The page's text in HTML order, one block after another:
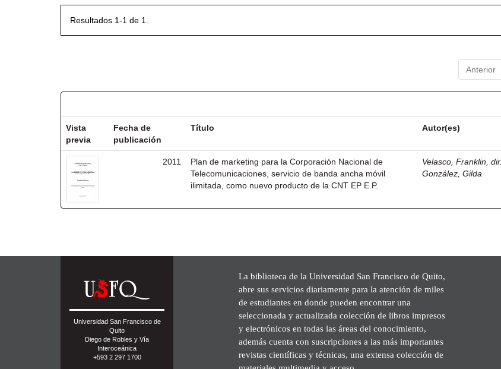
Resultados 1-1 de 1.
Anterior
Vista
previa
Fecha de
publicación
Título Autor(es)
2011
Plan de marketing para la Corporación Nacional de
Telecomunicaciones, servicio de banda ancha móvil
ilimitada, como nuevo producto de la CNT EP E.P.
Velasco, Franklin, dir.
González, Gilda
Universidad San Francisco de
Quito
Diego de Robles y Vía
Interoceánica
+593 2 297 1700
La biblioteca de la Universidad San Francisco de Quito,
abre sus servicios diariamente para la atención de miles
de estudiantes en donde pueden encontrar una
seleccionada y actualizada colección de libros impresos
y electrónicos en todas las áreas del conocimiento,
además cuenta con suscripciones a las más importantes
revistas científicas y técnicas, una extensa colección de